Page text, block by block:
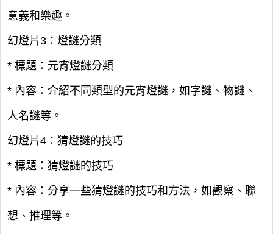
意義和樂趣。
幻燈片3：燈謎分類
* 標題：元宵燈謎分類
* 內容：介紹不同類型的元宵燈謎，如字謎、物謎、
人名謎等。
幻燈片4：猜燈謎的技巧
* 標題：猜燈謎的技巧
* 內容：分享一些猜燈謎的技巧和方法，如觀察、聯
想、推理等。